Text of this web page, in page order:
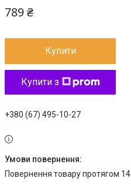
789 ₴
Купити
Купити з
+380 (67) 495-10-27
повернення товару протягом 14